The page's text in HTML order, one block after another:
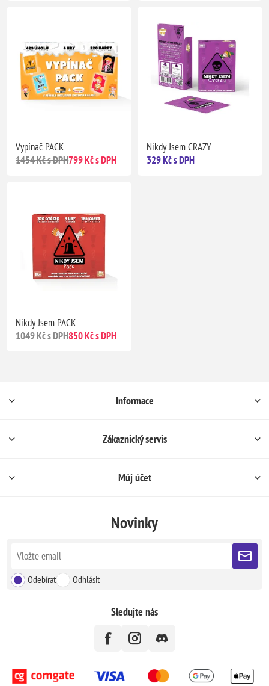
Vypínač PACK
1454 Kč s DPH799 Kč s DPH
Nikdy Jsem CRAZY
329 Kč s DPH
Nikdy Jsem PACK
1049 Kč s DPH850 Kč s DPH
Informace
Zákaznický servis
Můj účet
Novinky
Odebírat Odhlásit
Sledujte nás